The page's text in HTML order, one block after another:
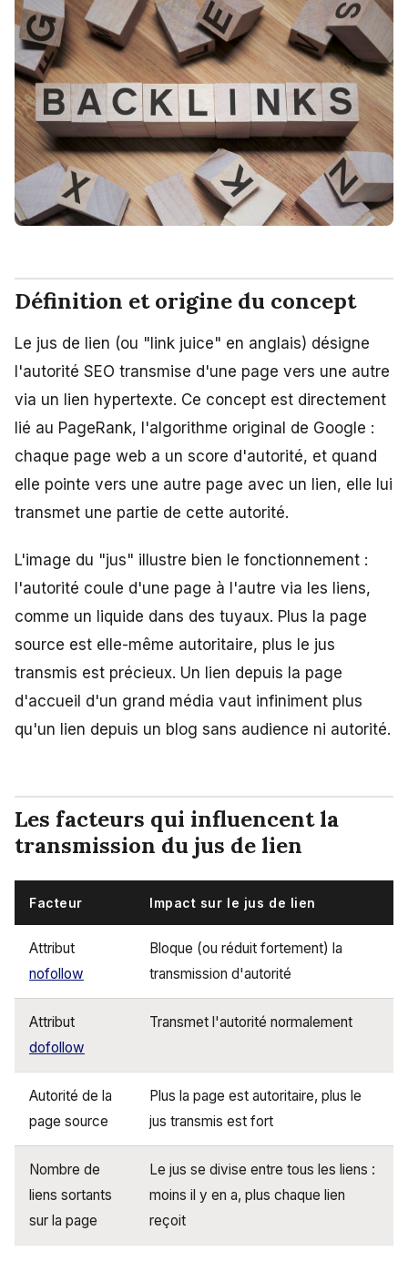
Définition et origine du concept
Le jus de lien (ou "link juice" en anglais) désigne
l'autorité SEO transmise d'une page vers une autre
via un lien hypertexte. Ce concept est directement
lié au PageRank, l'algorithme original de Google :
chaque page web a un score d'autorité, et quand
elle pointe vers une autre page avec un lien, elle lui
transmet une partie de cette autorité.
L'image du "jus" illustre bien le fonctionnement :
l'autorité coule d'une page à l'autre via les liens,
comme un liquide dans des tuyaux. Plus la page
source est elle-même autoritaire, plus le jus
transmis est précieux. Un lien depuis la page
d'accueil d'un grand média vaut infiniment plus
qu'un lien depuis un blog sans audience ni autorité.
Les facteurs qui influencent la
transmission du jus de lien
Facteur Impact sur le jus de lien
Attribut
nofollow
Bloque (ou réduit fortement) la
transmission d'autorité
Attribut
dofollow
Transmet l'autorité normalement
Autorité de la
page source
Plus la page est autoritaire, plus le
jus transmis est fort
Nombre de
liens sortants
sur la page
Le jus se divise entre tous les liens :
moins il y en a, plus chaque lien
reçoit